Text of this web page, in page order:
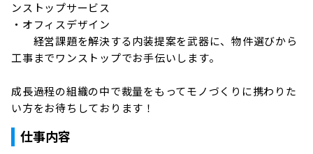
ンストップサービス
・オフィスデザイン
経営課題を解決する内装提案を武器に、物件選びから
工事までワンストップでお手伝いします。
成長過程の組織の中で裁量をもってモノづくりに携わりた
い方をお待ちしております！
仕事内容